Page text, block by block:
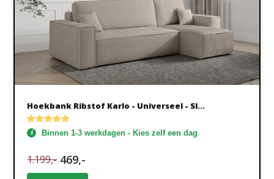
Hoekbank Ribstof Karlo - Universeel - Sl...
Binnen 1-3 werkdagen - Kies zelf een dag
1.199,- 469,-